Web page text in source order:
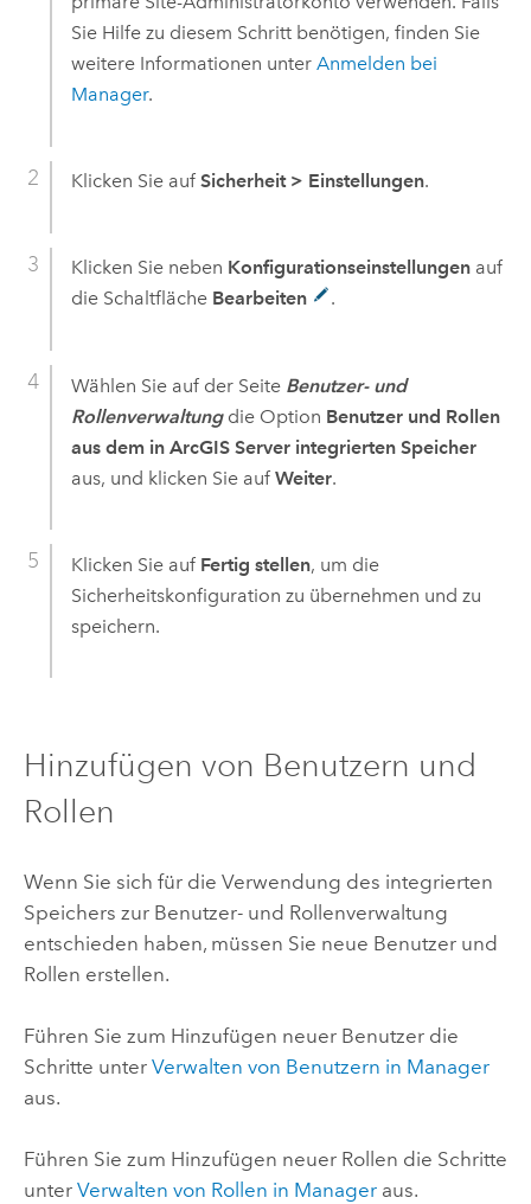
Sie Hilfe zu diesem Schritt benötigen, finden Sie
weitere Informationen unter Anmelden bei
Manager.
Klicken Sie auf Sicherheit > Einstellungen.
Klicken Sie neben Konfigurationseinstellungenauf
die Schaltfläche Bearbeiten .
Wählen Sie auf der Seite Benutzer- und
Rollenverwaltungdie Option Benutzer und Rollen
aus dem in ArcGIS Server integrierten Speicher
aus, und klicken Sie auf Weiter.
Klicken Sie auf Fertig stellen, um die
Sicherheitskonfiguration zu übernehmen und zu
speichern.
Hinzufügen von Benutzern und
Rollen
Wenn Sie sich für die Verwendung des integrierten
Speichers zur Benutzer- und Rollenverwaltung
entschieden haben, müssen Sie neue Benutzer und
Rollen erstellen.
Führen Sie zum Hinzufügen neuer Benutzer die
Schritte unter Verwalten von Benutzern in Manager
aus.
Führen Sie zum Hinzufügen neuer Rollen die Schritte
unter Verwalten von Rollen in Manageraus.